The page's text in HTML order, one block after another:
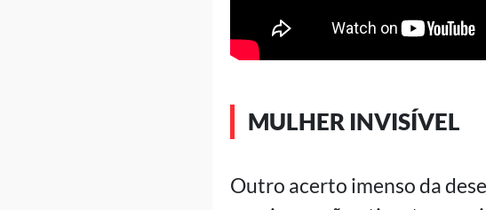
MULHER INVISÍVEL
Outro acerto imenso da